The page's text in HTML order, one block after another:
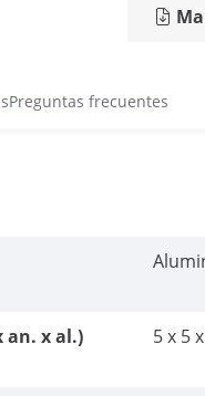
Preguntas frecuentes
an. x al.) 5 x 5